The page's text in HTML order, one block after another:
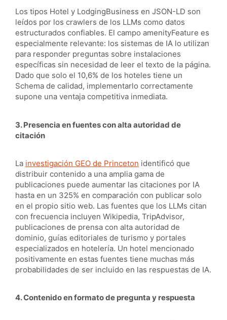
Los tipos Hotel y LodgingBusiness en JSON-LD son
leídos por los crawlers de los LLMs como datos
estructurados confiables. El campo amenityFeature es
especialmente relevante: los sistemas de IA lo utilizan
para responder preguntas sobre instalaciones
específicas sin necesidad de leer el texto de la página.
Dado que solo el 10,6% de los hoteles tiene un
Schema de calidad, implementarlo correctamente
supone una ventaja competitiva inmediata.
3. Presencia en fuentes con alta autoridad de
citación
La investigación GEO de Princeton identificó que
distribuir contenido a una amplia gama de
publicaciones puede aumentar las citaciones por IA
hasta en un 325% en comparación con publicar solo
en el propio sitio web. Las fuentes que los LLMs citan
con frecuencia incluyen Wikipedia, TripAdvisor,
publicaciones de prensa con alta autoridad de
dominio, guías editoriales de turismo y portales
especializados en hotelería. Un hotel mencionado
positivamente en estas fuentes tiene muchas más
probabilidades de ser incluido en las respuestas de IA.
4. Contenido en formato de pregunta y respuesta